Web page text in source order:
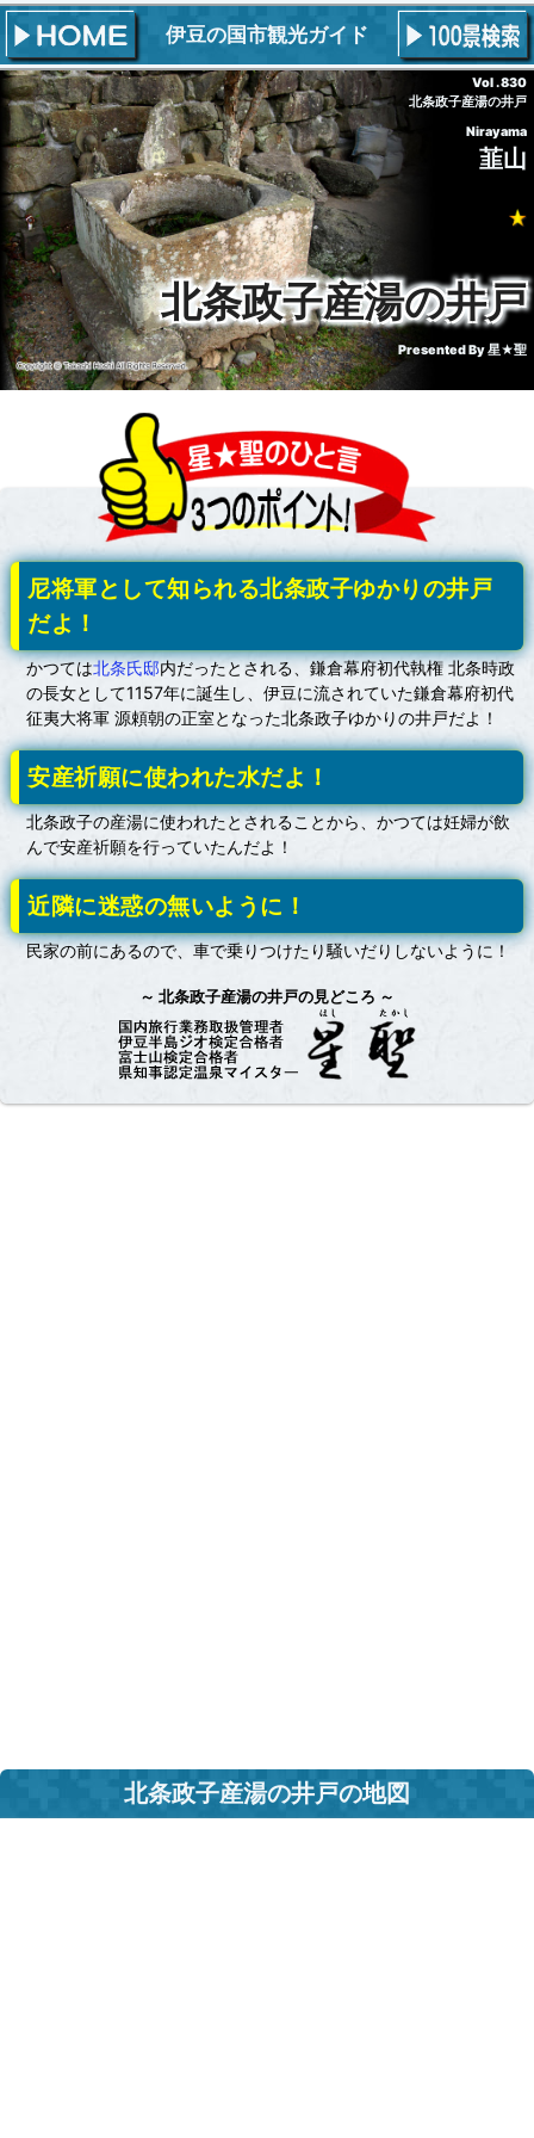
伊豆の国市観光ガイド
Vol . 830
北条政子産湯の井戸
Nirayama
韮山
北条政子産湯の井戸
Presented By星★聖
尼将軍として知られる北条政子ゆかりの井戸
だよ！
かつては北条氏邸内だったとされる、鎌倉幕府初代執権 北条時政
の長女として1157年に誕生し、伊豆に流されていた鎌倉幕府初代
征夷大将軍 源頼朝の正室となった北条政子ゆかりの井戸だよ！
安産祈願に使われた水だよ！
北条政子の産湯に使われたとされることから、かつては妊婦が飲
んで安産祈願を行っていたんだよ！
近隣に迷惑の無いように！
民家の前にあるので、車で乗りつけたり騒いだりしないように！
北条政子産湯の井戸の見どころ
北条政子産湯の井戸の地図